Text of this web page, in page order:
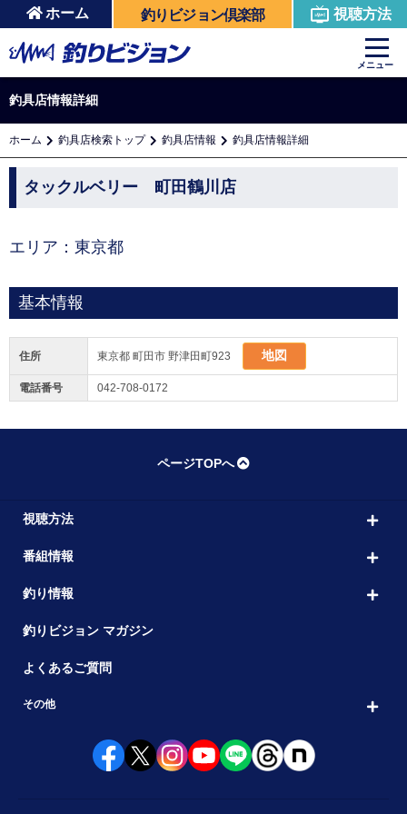
ホーム 釣りビジョン倶楽部 視聴方法
メニュー
釣具店情報詳細
ホーム 釣具店検索トップ 釣具店情報 釣具店情報詳細
タックルベリー 町田鶴川店
エリア：東京都
基本情報
住所 東京都 町田市 野津田町923 地図
電話番号 042-708-0172
ページTOPへ
視聴方法
番組情報
釣り情報
釣りビジョン マガジン
よくあるご質問
その他